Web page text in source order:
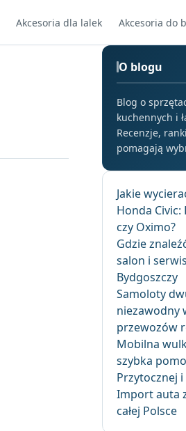
Akcesoria dla lalek Akcesoria do
O blogu
Blog o
kuchennych i
Recenzje,
pomagają
Jakie
Honda
czy Oximo?
Gdzie
salon i
Bydgoszczy
Samoloty
niezawodny
przewozów
Mobilna
szybka
Przytocznej
Import auta
całej Polsce